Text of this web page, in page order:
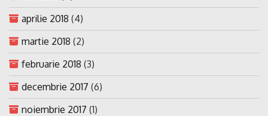
aprilie 2018 (4)
martie 2018 (2)
februarie 2018 (3)
decembrie 2017 (6)
noiembrie 2017 (1)